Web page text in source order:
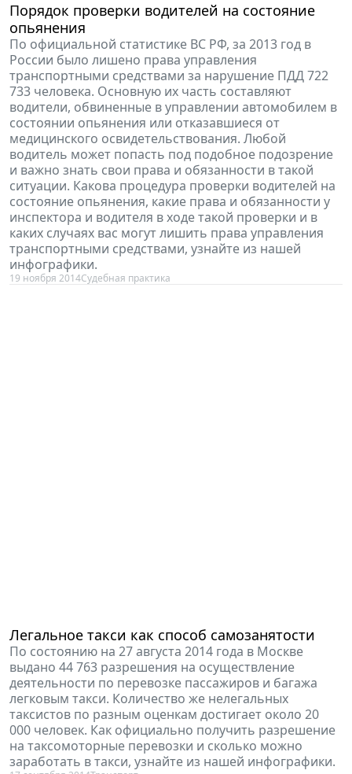
Порядок проверки водителей на состояние
опьянения
По официальной статистике ВС РФ, за 2013 год в
России было лишено права управления
транспортными средствами за нарушение ПДД 722
733 человека. Основную их часть составляют
водители, обвиненные в управлении автомобилем в
состоянии опьянения или отказавшиеся от
медицинского освидетельствования. Любой
водитель может попасть под подобное подозрение
и важно знать свои права и обязанности в такой
ситуации. Какова процедура проверки водителей на
состояние опьянения, какие права и обязанности у
инспектора и водителя в ходе такой проверки и в
каких случаях вас могут лишить права управления
транспортными средствами, узнайте из нашей
инфографики.
19 ноября 2014Судебная практика
Легальное такси как способ самозанятости
По состоянию на 27 августа 2014 года в Москве
выдано 44 763 разрешения на осуществление
деятельности по перевозке пассажиров и багажа
легковым такси. Количество же нелегальных
таксистов по разным оценкам достигает около 20
000 человек. Как официально получить разрешение
на таксомоторные перевозки и сколько можно
заработать в такси, узнайте из нашей инфографики.